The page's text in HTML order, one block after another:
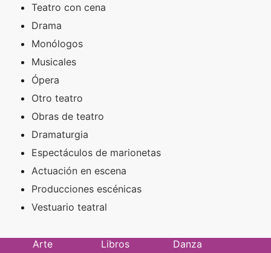
Teatro con cena
Drama
Monólogos
Musicales
Ópera
Otro teatro
Obras de teatro
Dramaturgia
Espectáculos de marionetas
Actuación en escena
Producciones escénicas
Vestuario teatral
Arte Libros Danza